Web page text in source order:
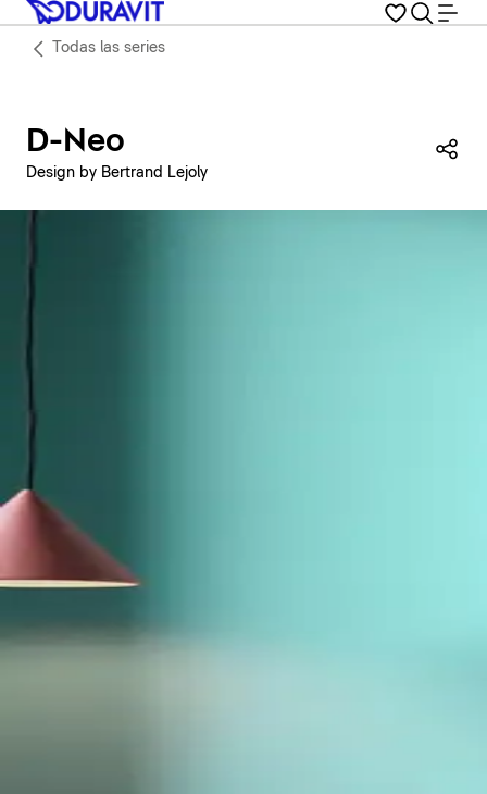
Todas las series
D-Neo
Design by Bertrand Lejoly